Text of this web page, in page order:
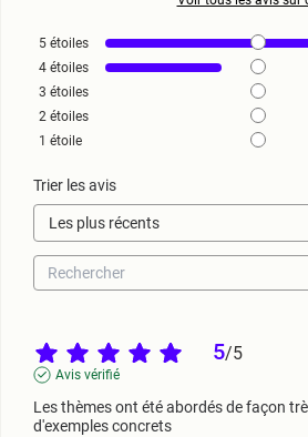
5 étoiles
4 étoiles
3 étoiles
2 étoiles
1 étoile
Trier les avis
5/5
Avis vérifié
Les thèmes ont été abordés de façon
d'exemples concrets